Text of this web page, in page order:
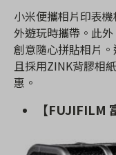
小米便攜相片印表
外遊玩時攜帶。此
創意隨心拼貼相片
且採用ZINK背膠相
惠。
【FUJIFILM